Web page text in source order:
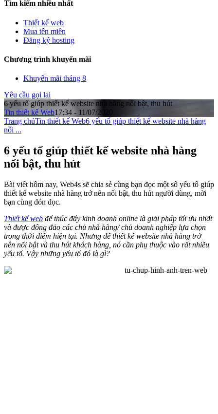
Tìm kiếm nhiều nhất
Thiết kế web
Mua tên miền
Đăng ký hosting
Chương trình khuyến mãi
Khuyến mãi tháng 8
Yêu cầu gọi lại
6 yếu tố giúp thiết kế website nhà hàng nổi bật, thu hút
Tin thiết kế Web17:34 - 11/07/2020
Trang chủTin thiết kế Web6 yếu tố giúp thiết kế website nhà hàng
nổi ...
6 yếu tố giúp thiết kế website nhà hàng
nổi bật, thu hút
Bài viết hôm nay, Web4s sẽ chia sẻ cùng bạn đọc một số yếu tố giúp
thiết kế website nhà hàng trở nên nổi bật, thu hút người dùng, mời
bạn cùng đón đọc.
Thiết kế web để thúc đẩy kinh doanh online là giải pháp tối ưu nhất
và được đông đảo các chủ nhà hàng/ chủ doanh nghiệp lựa chọn
trong thời điểm hiện tại. Nhưng để thiết kế website nhà hàng trở
nên nổi bật và thu hút khách hàng, nó cần phụ thuộc vào rất nhiều
yếu tố. Vậy những yếu tố đó là gì?